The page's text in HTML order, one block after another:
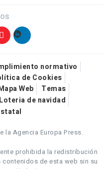
normativo
de Cookies
Web
Temas
Loteria de navidad
la Agencia Europa Press.
prohibida la redistribución
de esta web sin su